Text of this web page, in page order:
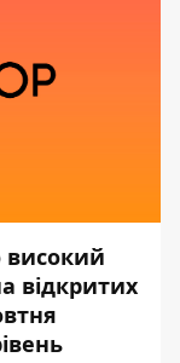
відкритих